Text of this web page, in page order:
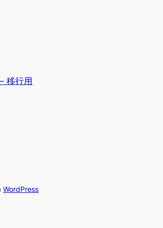
移行用
WordPress